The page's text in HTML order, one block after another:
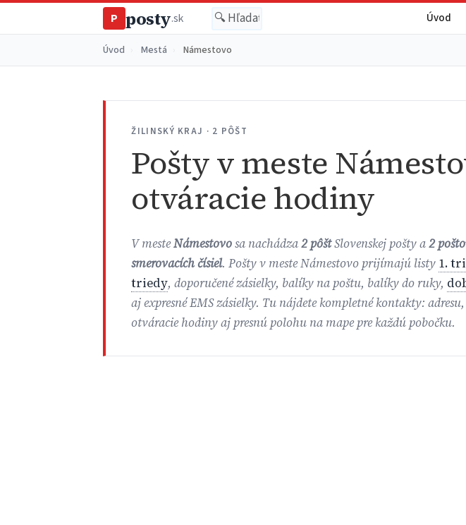
P posty.sk Úvod
Úvod Mestá Námestovo
ŽILINSKÝ KRAJ · 2 PÔŠT
Pošty v meste
otváracie hodiny
V mesteNámestovosa nachádza2 pôštSlovenskej pošty a2
smerovacích čísiel. Pošty v meste Námestovo prijímajú listy 1.
triedy, doporučené zásielky, balíky na poštu, balíky do ruky,
aj expresné EMS zásielky. Tu nájdete kompletné kontakty:
otváracie hodiny aj presnú polohu na mape pre každú pobočku.